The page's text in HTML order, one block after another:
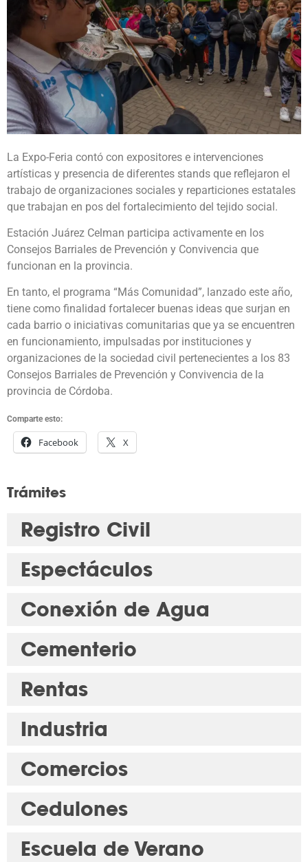
La Expo-Feria contó con expositores e intervenciones
artísticas y presencia de diferentes stands que reflejaron el
trabajo de organizaciones sociales y reparticiones estatales
que trabajan en pos del fortalecimiento del tejido social.
Estación Juárez Celman participa activamente en los
Consejos Barriales de Prevención y Convivencia que
funcionan en la provincia.
En tanto, el programa “Más Comunidad”, lanzado este año,
tiene como finalidad fortalecer buenas ideas que surjan en
cada barrio o iniciativas comunitarias que ya se encuentren
en funcionamiento, impulsadas por instituciones y
organizaciones de la sociedad civil pertenecientes a los 83
Consejos Barriales de Prevención y Convivencia de la
provincia de Córdoba.
Comparte esto:
Facebook X
Trámites
Registro Civil
Espectáculos
Conexión de Agua
Cementerio
Rentas
Industria
Comercios
Cedulones
Escuela de Verano